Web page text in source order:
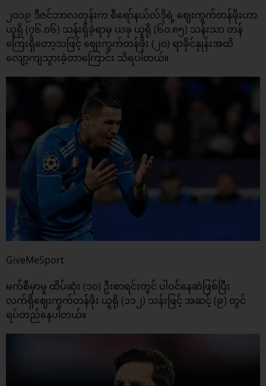
၂၀၁၉ ဒီဇင်ဘာလတုန်းက စီရော်နယ်လ်ဒိုရဲ့ ဈေးကွက်တန်ဖိုးဟာ
ယူရို (၇၆.၀၆) သန်းရှိခဲ့ရာမှ ယခု ယူရို (၆၀.၈၅) သန်းသာ တန်
ကြေးရှိတော့သဖြင့် ဈေးကွက်တန်ဖိုး (၂၀) ရာခိုင်နှုန်းအထိ
လျော့ကျသွားခဲ့တာကြောင်း သိရပါတယ်။
GiveMeSport
မက်စီမှာမူ ထိပ်ဆုံး (၁၀) ဦးစာရင်းတွင် ပါဝင်နေဆဲဖြစ်ပြီး
လက်ရှိဈေးကွက်တန်ဖိုး ယူရို (၁၁၂) သန်းဖြင့် အဆင့် (၉) တွင်
ရပ်တည်နေပါတယ်။